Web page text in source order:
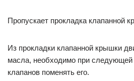
Пропускает прокладка клапанной
Из прокладки клапанной крышки
масла, необходимо при следующей
клапанов поменять его.